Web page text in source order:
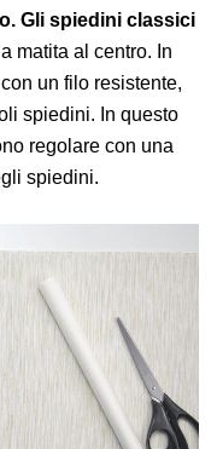
Gli spiedini classici
matita al centro. In
un filo resistente,
spiedini. In questo
regolare con una
spiedini.